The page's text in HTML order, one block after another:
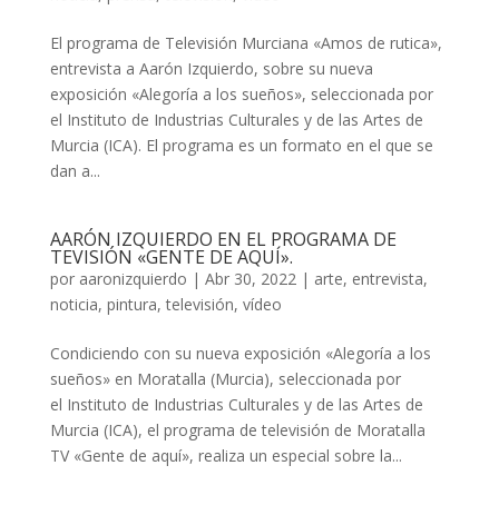
El programa de Televisión Murciana «Amos de rutica»,
entrevista a Aarón Izquierdo, sobre su nueva
exposición «Alegoría a los sueños», seleccionada por
el Instituto de Industrias Culturales y de las Artes de
Murcia (ICA). El programa es un formato en el que se
dan a...
AARÓN IZQUIERDO EN EL PROGRAMA DE
TEVISIÓN «GENTE DE AQUÍ».
por aaronizquierdo | Abr 30, 2022| arte, entrevista,
noticia, pintura,televisión, vídeo
Condiciendo con su nueva exposición «Alegoría a los
sueños» en Moratalla (Murcia), seleccionada por
el Instituto de Industrias Culturales y de las Artes de
Murcia (ICA), el programa de televisión de Moratalla
TV «Gente de aquí», realiza un especial sobre la...